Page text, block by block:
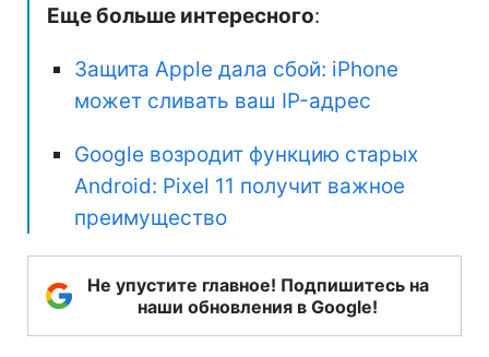
Еще больше интересного:
Защита Apple дала сбой: iPhone
может сливать ваш IP-адрес
Google возродит функцию старых
Android: Pixel 11 получит важное
преимущество
Не упустите главное! Подпишитесь на
наши обновления в Google!